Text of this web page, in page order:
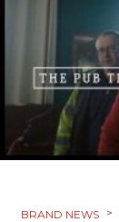
BRAND NEWS >